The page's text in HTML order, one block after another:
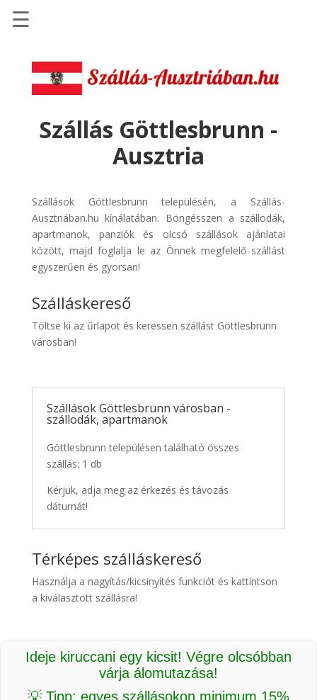
Szállások
Szállásinfo.eu
Repülőjegy
pénzvisszatérítéssel
Discover
Cars
Transzfer
Kiwi
Taxi
☰
Szállás Göttlesbrunn -
Ausztria
Szállások Göttlesbrunn településén, a Szállás-
Ausztriában.hu kínálatában. Böngésszen a szállodák,
apartmanok, panziók és olcsó szállások ajánlatai
között, majd foglalja le az Önnek megfelelő szállást
egyszerűen és gyorsan!
Szálláskereső
Töltse ki az űrlapot és keressen szállást Göttlesbrunn
városban!
Szállások Göttlesbrunn városban -
szállodák, apartmanok
Göttlesbrunn településen található összes
szállás: 1 db
Kérjük, adja meg az érkezés és távozás
dátumát!
Térképes szálláskereső
Használja a nagyítás/kicsinyítés funkciót és kattintson
a kiválasztott szállásra!
Ideje kiruccani egy kicsit! Végre olcsóbban
várja álomutazása!
💡 Tipp: egyes szállásokon minimum 15%